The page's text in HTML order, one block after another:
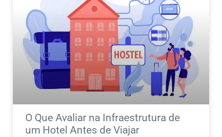
O Que Avaliar na Infraestrutura de
um Hotel Antes de Viajar